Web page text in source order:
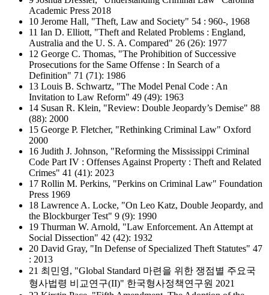
Academic Press 2018
10 Jerome Hall, "Theft, Law and Society" 54 : 960-, 1968
11 Ian D. Elliott, "Theft and Related Problems : England,
Australia and the U. S. A. Compared" 26 (26): 1977
12 George C. Thomas, "The Prohibition of Successive
Prosecutions for the Same Offense : In Search of a
Definition" 71 (71): 1986
13 Louis B. Schwartz, "The Model Penal Code : An
Invitation to Law Reform" 49 (49): 1963
14 Susan R. Klein, "Review: Double Jeopardy’s Demise" 88
(88): 2000
15 George P. Fletcher, "Rethinking Criminal Law" Oxford
2000
16 Judith J. Johnson, "Reforming the Mississippi Criminal
Code Part IV : Offenses Against Property : Theft and Related
Crimes" 41 (41): 2023
17 Rollin M. Perkins, "Perkins on Criminal Law" Foundation
Press 1969
18 Lawrence A. Locke, "On Leo Katz, Double Jeopardy, and
the Blockburger Test" 9 (9): 1990
19 Thurman W. Arnold, "Law Enforcement. An Attempt at
Social Dissection" 42 (42): 1932
20 David Gray, "In Defense of Specialized Theft Statutes" 47
: 2013
21 최민영, "Global Standard 마련을 위한 쟁점별 주요국
형사법령 비교연구(II)" 한국형사정책연구원 2021